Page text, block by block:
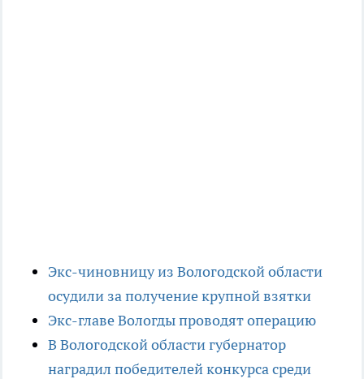
Экс-чиновницу из Вологодской области
осудили за получение крупной взятки
Экс-главе Вологды проводят операцию
В Вологодской области губернатор
наградил победителей конкурса среди